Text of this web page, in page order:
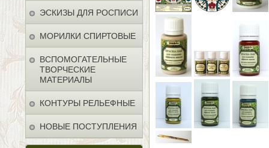
ЭСКИЗЫ ДЛЯ РОСПИСИ
МОРИЛКИ СПИРТОВЫЕ
ВСПОМОГАТЕЛЬНЫЕ
ТВОРЧЕСКИЕ
МАТЕРИАЛЫ
КОНТУРЫ РЕЛЬЕФНЫЕ
НОВЫЕ ПОСТУПЛЕНИЯ